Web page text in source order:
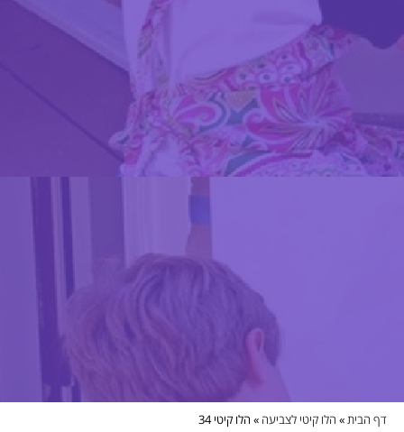
דף הבית» הלו קיטי לצביעה » הלו קיטי 34